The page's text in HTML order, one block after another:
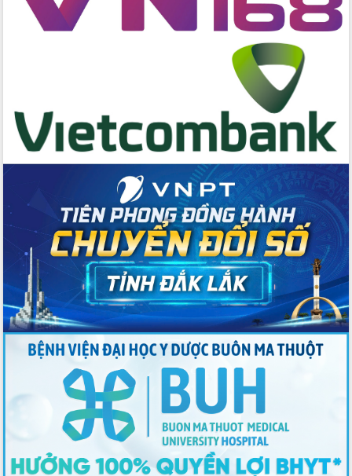
Phát động hai phong trào thi đua quan
trọng trong kỷ nguyên mới
Phó Thủ tướng Hồ Quốc Dũng đánh giá
cao kết quả Chiến dịch Quang Trung
tại Đắk Lắk
Hội nghị Ban Chấp hành Đảng bộ tỉnh
Đắk Lắk lần thứ 2 (mở rộng)
Tập trung giải phóng mặt bằng, đẩy
nhanh tiến độ Tuyến đường bộ ven
biển
Gỡ khó, khởi công xây dựng, sửa chữa
toàn bộ nhà ở cho hộ dân đúng tiến độ
đề ra
UBND tỉnh Đắk Lắk tổng kết công tác
quốc phòng, quân sự địa phương năm
2025
Tập trung triển khai quyết liệt, đồng bộ
các giải pháp nhằm thực hiện hiệu quả
các nhiệm vụ đề ra năm 2025
Phát huy vai trò của người có uy tín
trong phòng chống tảo hôn và hôn
nhân cận huyết thống
Nông sản Tây Nguyên thu hút doanh
nghiệp nước ngoài